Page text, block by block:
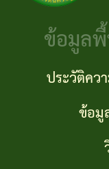
ปร
ทั่ว
ปร
จั
งบ
ป
แผน
พัฒนา
เป็
ข้อ
พื้น
ฐาน
ข้อมูล
ประวัติคว
ข้อ